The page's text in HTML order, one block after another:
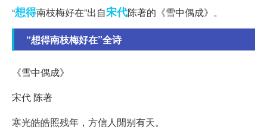
“想得南枝梅好在”出自宋代陈著的《雪中偶成》。
“想得南枝梅好在”全诗
《雪中偶成》
宋代 陈著
寒光皓皓照残年，方信人閒别有天。